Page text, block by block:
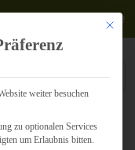
Termine
Mit
weiter besuchen
zu optionalen Services
um Erlaubnis bitten.